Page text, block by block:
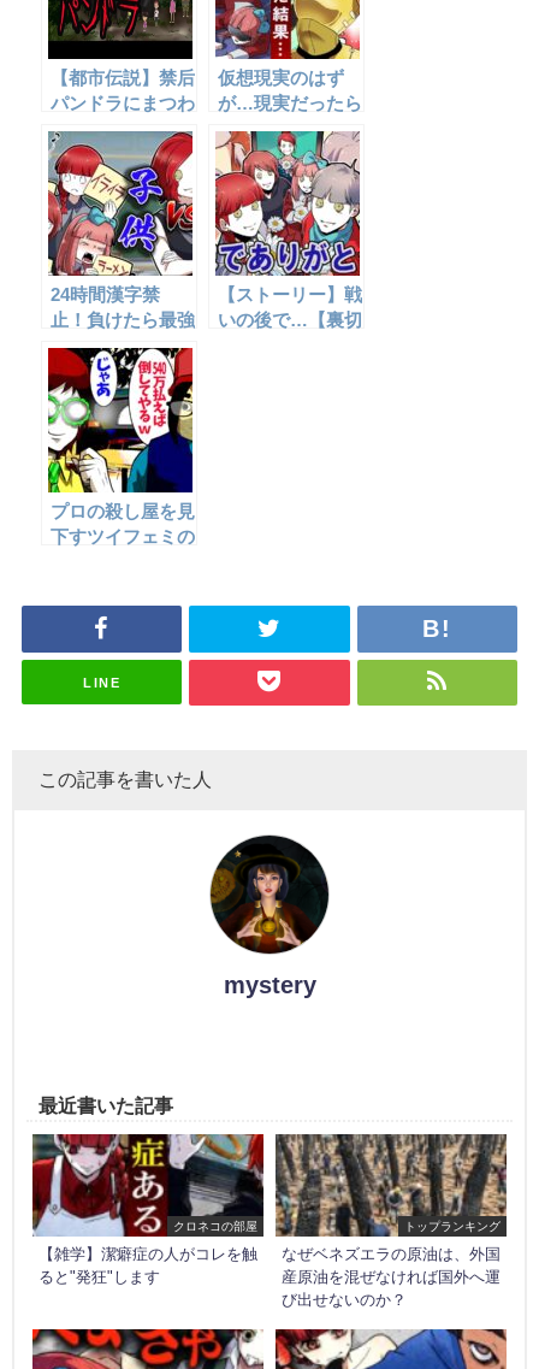
【都市伝説】禁后
パンドラにまつわ
る怖い話
仮想現実のはず
が…現実だったら
どうなるのか‥
24時間漢字禁
止！負けたら最強
の母がボコボコに
する罰ゲーム☆
【ストーリー】戦
いの後で…【裏切
プロの殺し屋を見
下すツイフェミの
LINE
この記事を書いた人
mystery
最近書いた記事
クロネコの部屋
【雑学】潔癖症の人がコレを触
ると"発狂"します
トップランキング
なぜベネズエラの原油は、外国
産原油を混ぜなければ国外へ運
び出せないのか？